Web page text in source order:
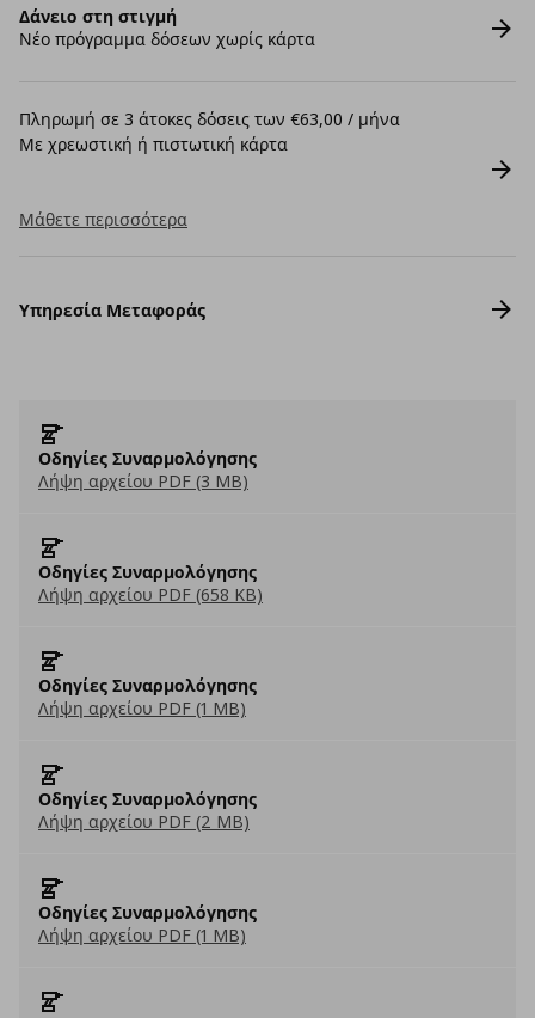
Δάνειο στη στιγμή
Νέο πρόγραμμα δόσεων χωρίς κάρτα
Πληρωμή σε 3 άτοκες δόσεις των €63,00 / μήνα
Με χρεωστική ή πιστωτική κάρτα
Μάθετε περισσότερα
Υπηρεσία Μεταφοράς
Οδηγίες Συναρμολόγησης
Λήψη αρχείου PDF (3 MB)
Οδηγίες Συναρμολόγησης
Λήψη αρχείου PDF (658 KB)
Οδηγίες Συναρμολόγησης
Λήψη αρχείου PDF (1 MB)
Οδηγίες Συναρμολόγησης
Λήψη αρχείου PDF (2 MB)
Οδηγίες Συναρμολόγησης
Λήψη αρχείου PDF (1 MB)